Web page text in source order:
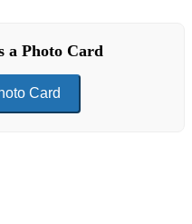
a Photo Card
Card